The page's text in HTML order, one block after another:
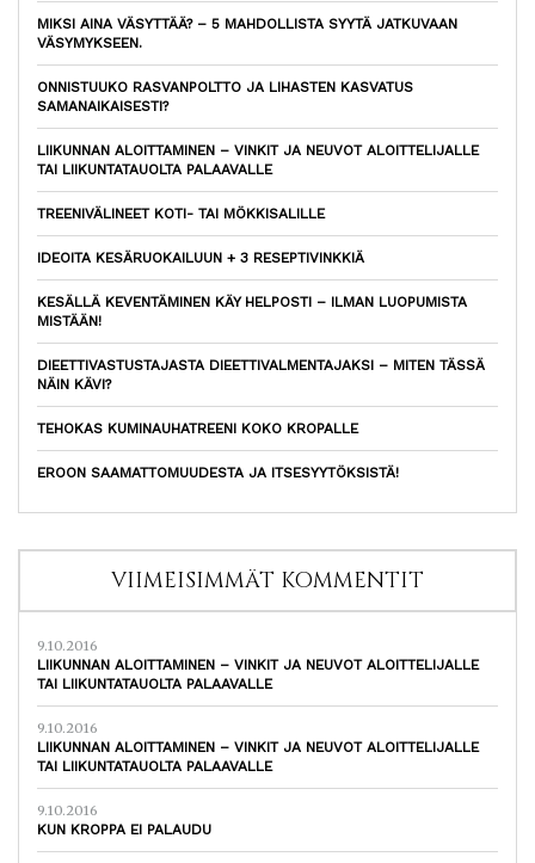
MIKSI AINA VÄSYTTÄÄ? – 5 MAHDOLLISTA SYYTÄ JATKUVAAN
VÄSYMYKSEEN.
ONNISTUUKO RASVANPOLTTO JA LIHASTEN KASVATUS
SAMANAIKAISESTI?
LIIKUNNAN ALOITTAMINEN – VINKIT JA NEUVOT ALOITTELIJALLE
TAI LIIKUNTATAUOLTA PALAAVALLE
TREENIVÄLINEET KOTI- TAI MÖKKISALILLE
IDEOITA KESÄRUOKAILUUN + 3 RESEPTIVINKKIÄ
KESÄLLÄ KEVENTÄMINEN KÄY HELPOSTI – ILMAN LUOPUMISTA
MISTÄÄN!
DIEETTIVASTUSTAJASTA DIEETTIVALMENTAJAKSI – MITEN TÄSSÄ
NÄIN KÄVI?
TEHOKAS KUMINAUHATREENI KOKO KROPALLE
EROON SAAMATTOMUUDESTA JA ITSESYYTÖKSISTÄ!
VIIMEISIMMÄT KOMMENTIT
9.10.2016
LIIKUNNAN ALOITTAMINEN – VINKIT JA NEUVOT ALOITTELIJALLE
TAI LIIKUNTATAUOLTA PALAAVALLE
9.10.2016
LIIKUNNAN ALOITTAMINEN – VINKIT JA NEUVOT ALOITTELIJALLE
TAI LIIKUNTATAUOLTA PALAAVALLE
9.10.2016
KUN KROPPA EI PALAUDU